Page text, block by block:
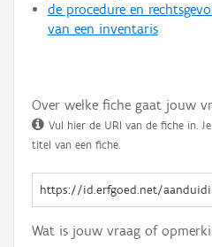
de procedure en
van een inventaris
Over welke fiche gaat jouw
Vul hier de URI van de fiche in.
titel van een fiche.
Wat is jouw vraag of